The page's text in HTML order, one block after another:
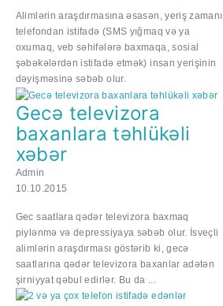
Alimlərin araşdırmasına əsasən, yeriş zamanı
telefondan istifadə (SMS yığmaq və ya
oxumaq, veb səhifələrə baxmaqa, sosial
şəbəkələrdən istifadə etmək) insan yerişinin
dəyişməsinə səbəb olur.
Gecə televizora
baxanlara təhlükəli
xəbər
Admin
10.10.2015
Gec saatlara qədər televizora baxmaq
piylənmə və depressiyaya səbəb olur. İsveçli
alimlərin araşdırması göstərib ki, gecə
saatlarına qədər televizora baxanlar adətən
şirniyyat qəbul edirlər. Bu da ...